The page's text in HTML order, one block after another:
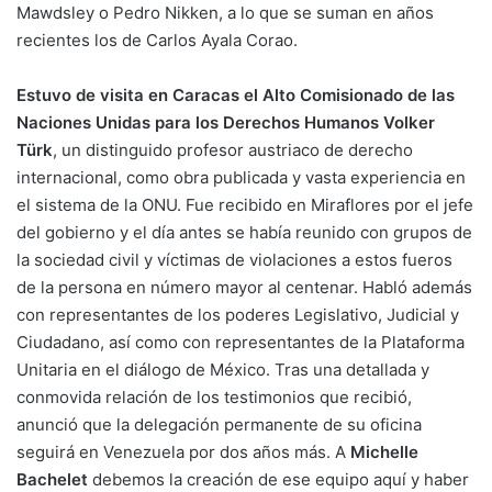
Mawdsley o Pedro Nikken, a lo que se suman en años
recientes los de Carlos Ayala Corao.
Estuvo de visita en Caracas el Alto Comisionado de las
Naciones Unidas para los Derechos Humanos Volker
Türk, un distinguido profesor austriaco de derecho
internacional, como obra publicada y vasta experiencia en
el sistema de la ONU. Fue recibido en Miraflores por el jefe
del gobierno y el día antes se había reunido con grupos de
la sociedad civil y víctimas de violaciones a estos fueros
de la persona en número mayor al centenar. Habló además
con representantes de los poderes Legislativo, Judicial y
Ciudadano, así como con representantes de la Plataforma
Unitaria en el diálogo de México. Tras una detallada y
conmovida relación de los testimonios que recibió,
anunció que la delegación permanente de su oficina
seguirá en Venezuela por dos años más. A Michelle
Bachelet debemos la creación de ese equipo aquí y haber